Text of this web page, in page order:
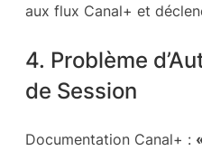
aux flux Canal+ et
4. Problème
de Session
Documentation Canal+ :